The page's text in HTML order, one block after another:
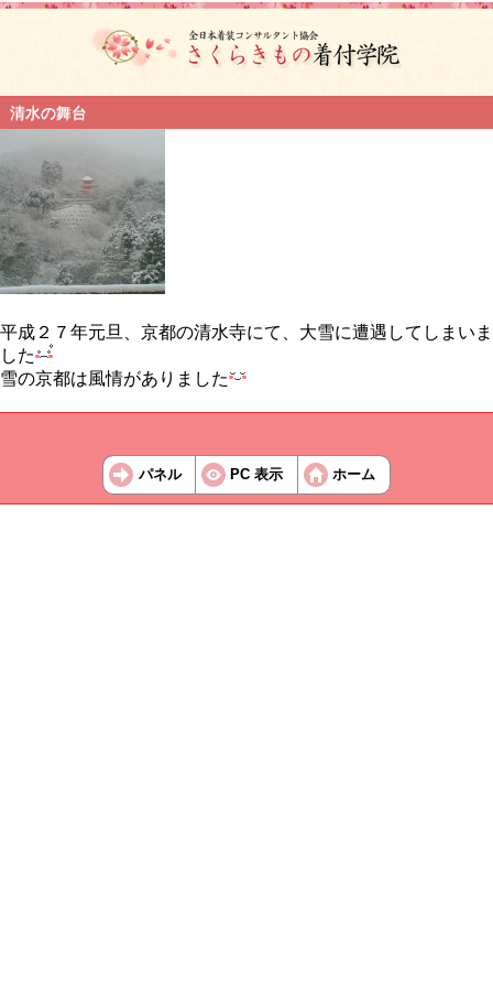
清水の舞台
平成２７年元旦、京都の清水寺にて、大雪に遭遇してしまいま
した
雪の京都は風情がありました
パネル PC 表示 ホーム